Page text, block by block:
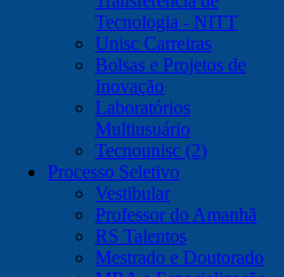
Tecnologia - NITT
Unisc Carreiras
Bolsas e Projetos de
Inovação
Laboratórios
Multiusuário
Tecnounisc (2)
Processo Seletivo
Vestibular
Professor do Amanhã
RS Talentos
Mestrado e Doutorado